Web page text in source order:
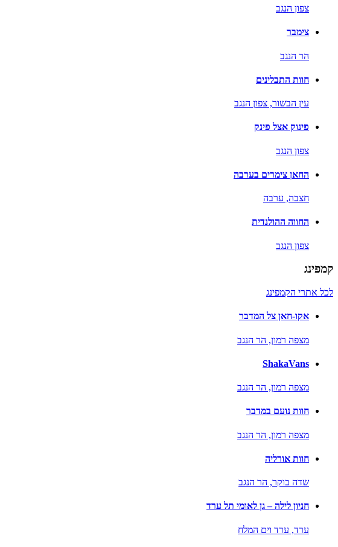
צפון הנגב
צימבר
הר הנגב
חוות התבלינים
עין הבשור, צפון הנגב
פינוק אצל פינק
צפון הנגב
החאן צימרים בערבה
חצבה, ערבה
החווה ההולנדית
צפון הנגב
קמפינג
לכל אתרי הקמפינג
אקו-חאן צל המדבר
מצפה רמון, הר הנגב
ShakaVans
מצפה רמון, הר הנגב
חוות נועם במדבר
מצפה רמון, הר הנגב
חוות אורליה
שדה בוקר, הר הנגב
חניון לילה – גן לאומי תל ערד
ערד, ערד וים המלח